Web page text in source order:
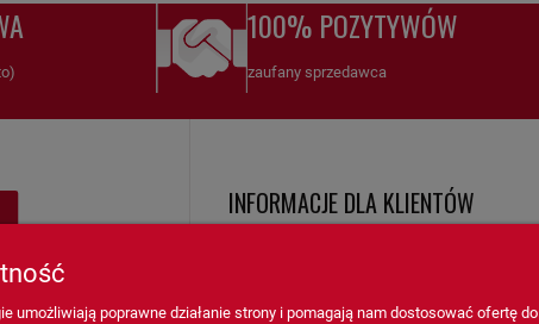
100% POZYTYWÓW
zaufany sprzedawca
INFORMACJE DLA KLIENTÓW
Zwroty i reklamacje
umożliwiają poprawne działanie strony i pomagają nam dostosować